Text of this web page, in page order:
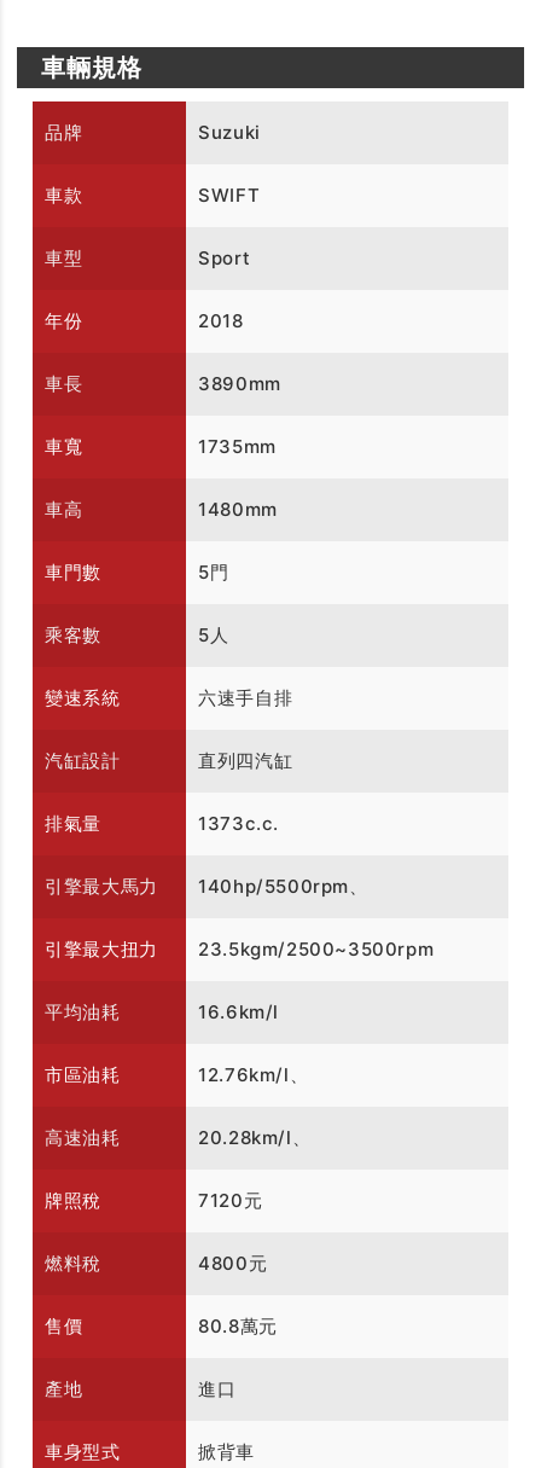
車輛規格
品牌 Suzuki
車款 SWIFT
車型 Sport
年份 2018
車長 3890mm
車寬 1735mm
車高 1480mm
車門數 5門
乘客數 5人
變速系統 六速手自排
汽缸設計 直列四汽缸
排氣量 1373c.c.
引擎最大馬力 140hp/5500rpm、
引擎最大扭力 23.5kgm/2500~3500rpm
平均油耗 16.6km/l
市區油耗 12.76km/l、
高速油耗 20.28km/l、
牌照稅 7120元
燃料稅 4800元
售價 80.8萬元
產地 進口
車身型式 掀背車